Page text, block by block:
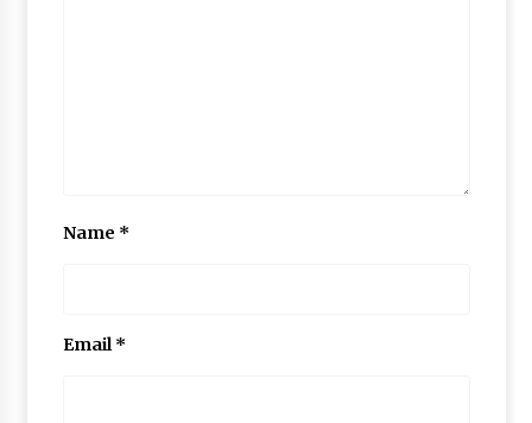
Name *
Email*